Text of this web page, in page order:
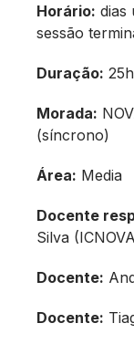
Horário: dias
sessão
Duração:
Morada:
(síncrono)
Área: Media
Docente
Silva
Docente:
Docente: